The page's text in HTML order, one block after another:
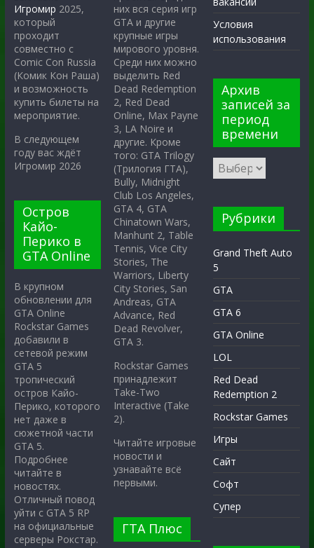
Игромир 2025,
который
проходит
совместно с
Comic Con Russia
(Комик Кон Раша)
и возможность
купить билеты на
мероприятие.
В следующем
году вас ждёт
Игромир 2026
Остров
Кайо-
Перико в
GTA Online
В крупном
обновлении для
GTA Online
Rockstar Games
добавили в
сетевой режим
GTA 5
тропический
остров Кайо-
Перико, которого
нет даже в
сюжетной части
GTA 5.
Подробнее
читайте в
новостях.
Отличный повод
уйти с GTA 5 RP
на официальные
серверы Рокстар.
них вся серия игр
GTA и другие
крупные игры
мирового уровня.
Среди них можно
выделить Red
Dead Redemption
2, Red Dead
Online, Max Payne
3, LA Noire и
другие. Кроме
того: GTA Trilogy
(Трилогия ГТА),
Bully, Midnight
Club Los Angeles,
GTA 4, GTA
Chinatown Wars,
Manhunt 2, Table
Tennis, Vice City
Stories, The
Warriors, Liberty
City Stories, San
Andreas, GTA
Advance, Red
Dead Revolver,
GTA 3.
Rockstar Games
принадлежит
Take-Two
Interactive (Take
2).
Читайте игровые
новости и
узнавайте всё
первыми.
ГТА Плюс
Условия
использования
Архив
записей за
период
времени
Рубрики
Grand Theft Auto
5
GTA
GTA 6
GTA Online
LOL
Red Dead
Redemption 2
Rockstar Games
Игры
Сайт
Софт
Супер